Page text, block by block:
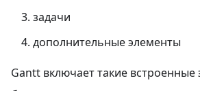
задачи
дополнительные элементы
Gantt включает такие встроенные